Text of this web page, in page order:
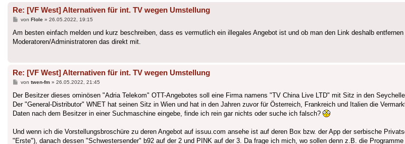
Re: [VF West] Alternativen für int. TV wegen Umstellung
Beitrag
von Flole» 26.05.2022, 19:15
Am besten einfach melden und kurz beschreiben, dass es vermutlich ein illegales Angebot ist und ob man den Link deshalb
Moderatoren/Administratoren das direkt mit.
Re: [VF West] Alternativen für int. TV wegen Umstellung
Beitrag
von twen-fm» 26.05.2022, 21:45
Der Besitzer dieses ominösen "Adria Telekom" OTT-Angebotes soll eine Firma namens "TV China Live LTD" mit Sitz in den
Der "General-Distributor" WNET hat seinen Sitz in Wien und hat in den Jahren zuvor für Österreich, Frankreich und Italien die
Daten nach dem Besitzer in einer Suchmaschine eingebe, finde ich rein gar nichts oder suche ich falsch?
Und wenn ich die Vorstellungsbroschüre zu deren Angebot auf issuu.com ansehe ist auf deren Box bzw. der App der serbische
"Erste"), danach dessen "Schwestersender" b92 auf der 2 und PINK auf der 3. Da frage ich mich, wo sollen denn z.B. die